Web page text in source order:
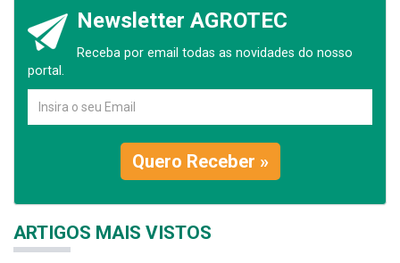
Newsletter AGROTEC
Receba por email todas as novidades do nosso
portal.
Quero Receber »
ARTIGOS MAIS VISTOS